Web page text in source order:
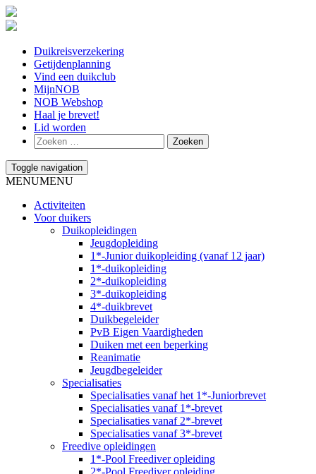
Duikreisverzekering
Getijdenplanning
Vind een duikclub
MijnNOB
NOB Webshop
Haal je brevet!
Lid worden
Toggle navigation
MENUMENU
Activiteiten
Voor duikers
Duikopleidingen
Jeugdopleiding
1*-Junior duikopleiding (vanaf 12 jaar)
1*-duikopleiding
2*-duikopleiding
3*-duikopleiding
4*-duikbrevet
Duikbegeleider
PvB Eigen Vaardigheden
Duiken met een beperking
Reanimatie
Jeugdbegeleider
Specialisaties
Specialisaties vanaf het 1*-Juniorbrevet
Specialisaties vanaf 1*-brevet
Specialisaties vanaf 2*-brevet
Specialisaties vanaf 3*-brevet
Freedive opleidingen
1*-Pool Freediver opleiding
2*-Pool Freediver opleiding